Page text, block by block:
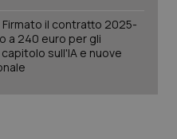
il contratto 2025-
a 240 euro per gli
sull'IA e nuove